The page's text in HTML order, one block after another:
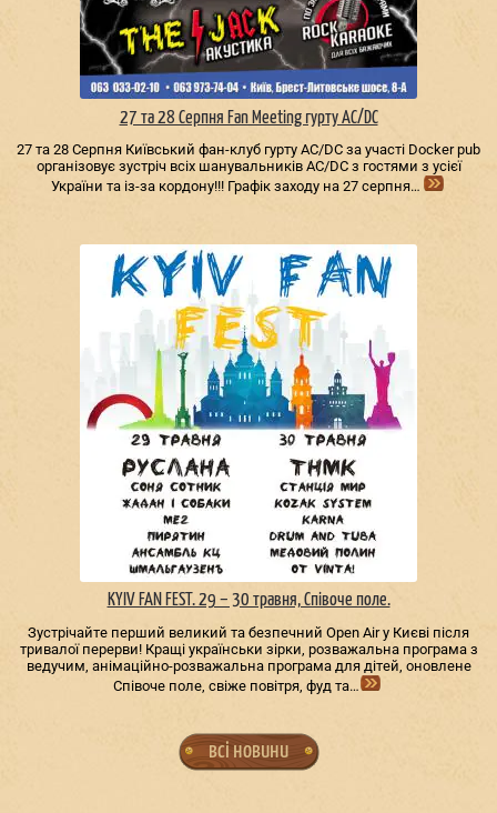
27 та 28 Серпня Fan Meeting гурту AC/DС
27 та 28 Серпня Київський фан-клуб гурту AC/DС за участі Docker pub
організовує зустріч всіх шанувальників AC/DС з гостями з усієї
України та із-за кордону!!! Графік заходу на 27 серпня…
KYIV FAN FEST. 29 – 30 травня, Співоче поле.
Зустрічайте перший великий та безпечний Open Air у Києві після
тривалої перерви! Кращі українськи зірки, розважальна програма з
ведучим, анімаційно-розважальна програма для дітей, оновлене
Співоче поле, свіже повітря, фуд та…
всі новини